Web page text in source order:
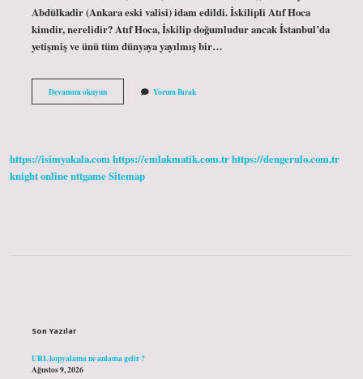
Abdülkadir (Ankara eski valisi) idam edildi. İskilipli Atıf Hoca
kimdir, nerelidir? Atıf Hoca, İskilip doğumludur ancak İstanbul’da
yetişmiş ve ünü tüm dünyaya yayılmış bir…
Devamını okuyunAtıf
Hoca
Yorum Bırak
https://isimyakala.comhttps://emlakmatik.com.trhttps://dengerulo.com.tr
knight onlinenttgameSitemap
Son Yazılar
URL kopyalama ne anlama gelir ?
Ağustos 9, 2026